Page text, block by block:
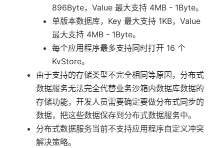
896Byte，Value 最大支持 4MB - 1Byte。
单版本数据库，Key 最大支持 1KB，Value
最大支持 4MB - 1Byte。
每个应用程序最多支持同时打开 16 个
KvStore。
由于支持的存储类型不完全相同等原因，分布式
数据服务无法完全代替业务沙箱内数据库数据的
存储功能，开发人员需要确定要做分布式同步的
数据，把这些数据保存到分布式数据服务中。
分布式数据服务当前不支持应用程序自定义冲突
解决策略。